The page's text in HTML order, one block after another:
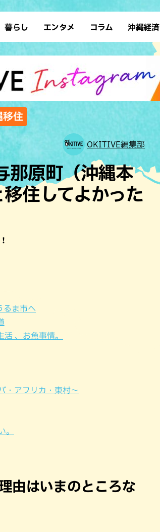
沖縄そば
カフェ
食・日本料理
・エスニック
イタリアン
鳥・串料理
酒屋・バー
ドライブ
ソロ活
アート
ホテル
公園
暮らし
レシピ SDGs
ァッション ローカルニュース
沖縄移住 沖縄旧暦行事
エンタメ
スポーツ 占い
タレント・芸人 テレビ
コラム 沖縄経済
移住
OKITIVE編集部
那原町（沖縄本
住してよかった
るま市へ
、お魚事情。
・アフリカ・東村～
。
由はいまのところな